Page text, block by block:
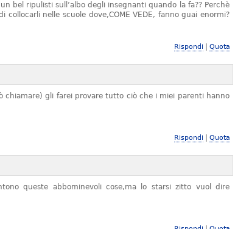
bel ripulisti sull’albo degli insegnanti quando la fa?? Perchè
nelle scuole dove,COME VEDE, fanno guai enormi?
Rispondi Quota
chiamare) gli farei provare tutto ciò che i miei parenti hanno
Rispondi Quota
queste abbominevoli cose,ma lo starsi zitto vuol dire